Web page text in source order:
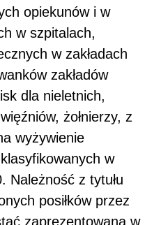
opiekunów i w
w szpitalach,
w zakładach
zakładów
dla nieletnich,
żołnierzy, z
wyżywienie
w
Należność z tytułu
posiłków przez
zaprezentowana w